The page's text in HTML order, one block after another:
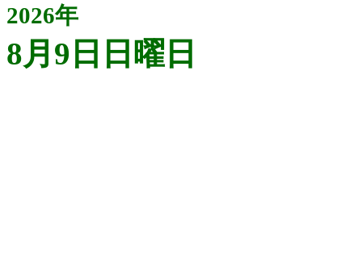
2026年
8月9日日曜日